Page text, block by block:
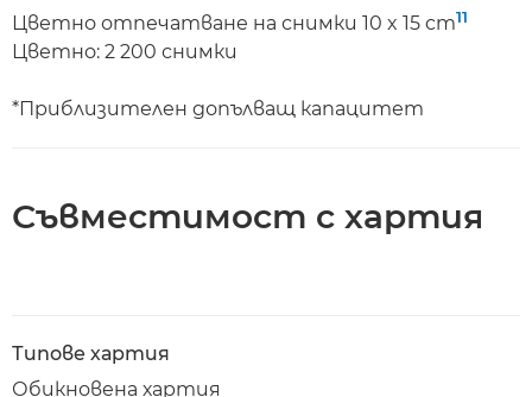
Цветно отпечатване на снимки 10 x 15 cm11
Цветно: 2 200 снимки
*Приблизителен допълващ капацитет
Съвместимост с хартия
Типове хартия
Обикновена хартия